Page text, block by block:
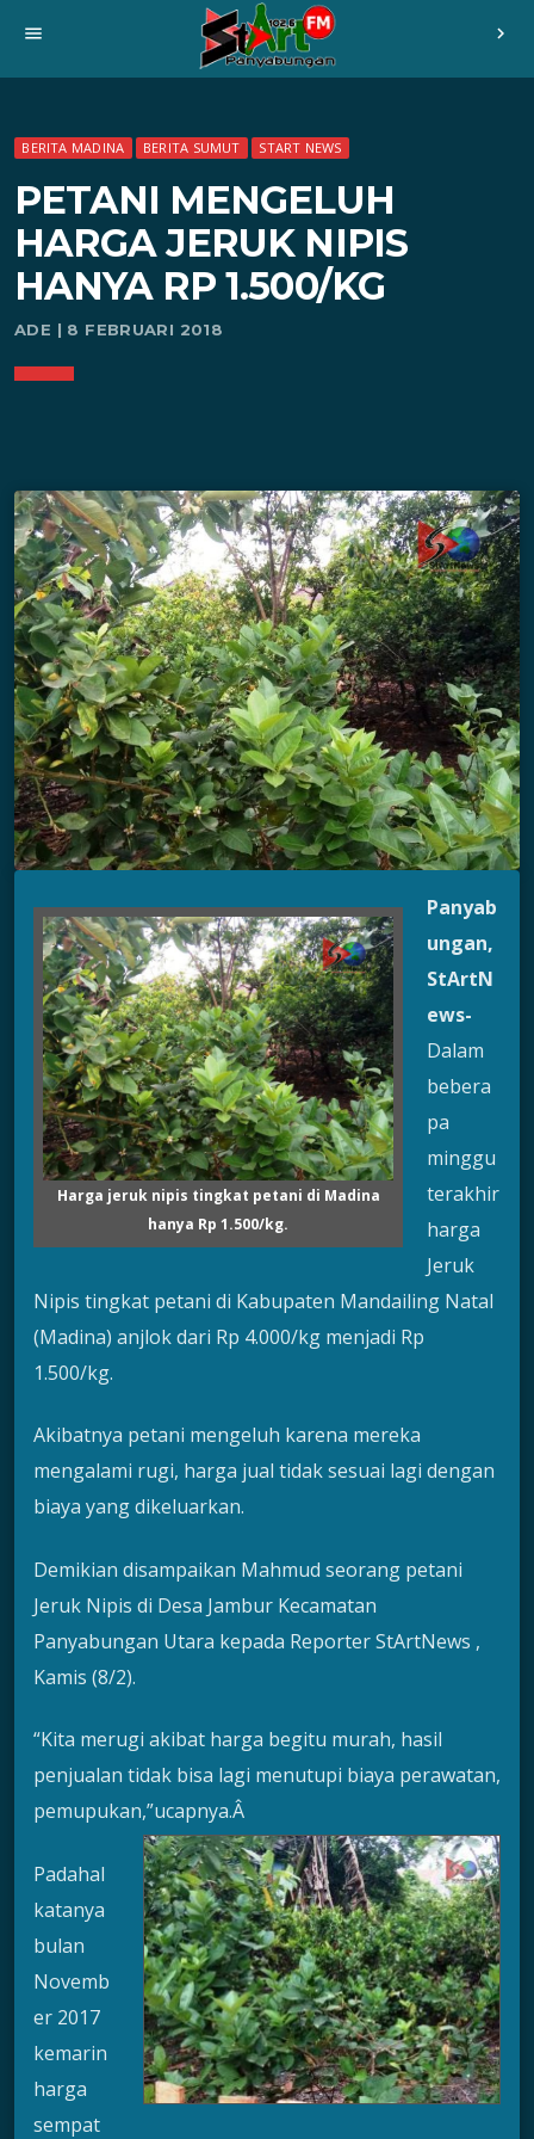
menu chevron_right
BERITA MADINA BERITA SUMUT START NEWS
PETANI MENGELUH
HARGA JERUK NIPIS
HANYA RP 1.500/KG
ADE | 8 FEBRUARI 2018
Harga jeruk nipis tingkat petani di Madina
hanya Rp 1.500/kg.
Panyab
ungan,
StArtN
ews-
Dalam
bebera
pa
minggu
terakhir
harga
Jeruk
Nipis tingkat petani di Kabupaten Mandailing Natal
(Madina) anjlok dari Rp 4.000/kg menjadi Rp
1.500/kg.
Akibatnya petani mengeluh karena mereka
mengalami rugi, harga jual tidak sesuai lagi dengan
biaya yang dikeluarkan.
Demikian disampaikan Mahmud seorang petani
Jeruk Nipis di Desa Jambur Kecamatan
Panyabungan Utara kepada Reporter StArtNews ,
Kamis (8/2).
“Kita merugi akibat harga begitu murah, hasil
penjualan tidak bisa lagi menutupi biaya perawatan,
pemupukan,”ucapnya.Â
Padahal
katanya
bulan
Novemb
er 2017
kemarin
harga
sempat